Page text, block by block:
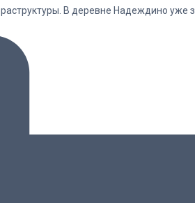
В деревне Надеждино уже